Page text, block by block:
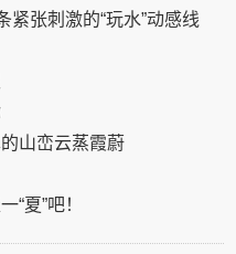
紧张刺激的“玩水”动感线
山峦云蒸霞蔚
“夏”吧！